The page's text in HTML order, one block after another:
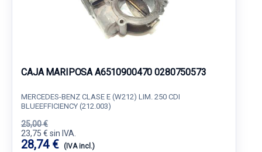
CAJA MARIPOSA A6510900470 0280750573
MERCEDES-BENZ CLASE E (W212) LIM. 250 CDI
BLUEEFFICIENCY (212.003)
25,00 €
23,75 € sin IVA.
28,74 € (IVA incl.)